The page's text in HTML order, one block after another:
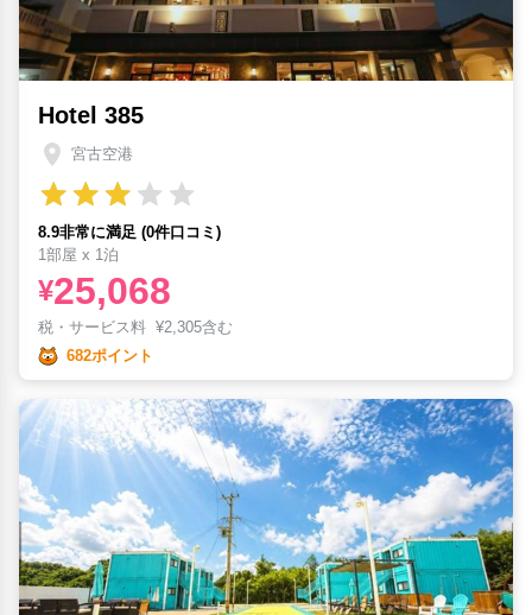
Hotel 385
宮古空港
8.9非常に満足 (0件口コミ)
1部屋 x 1泊
¥25,068
税・サービス料 ¥2,305含む
682ポイント